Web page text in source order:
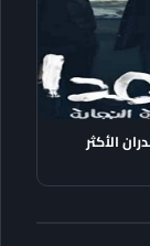
الأكثر